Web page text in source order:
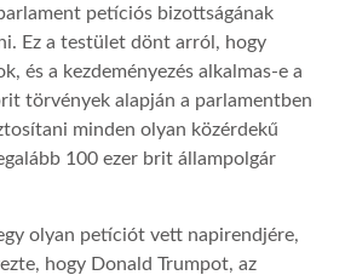
petíciós bizottságának
Ez a testület dönt arról, hogy
és a kezdeményezés alkalmas-e a
törvények alapján a parlamentben
minden olyan közérdekű
100 ezer brit állampolgár
olyan petíciót vett napirendjére,
hogy Donald Trumpot, az